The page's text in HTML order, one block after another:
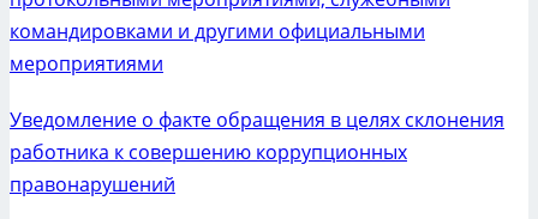
командировками и другими официальными
мероприятиями
Уведомление о факте обращения в целях склонения
работника к совершению коррупционных
правонарушений